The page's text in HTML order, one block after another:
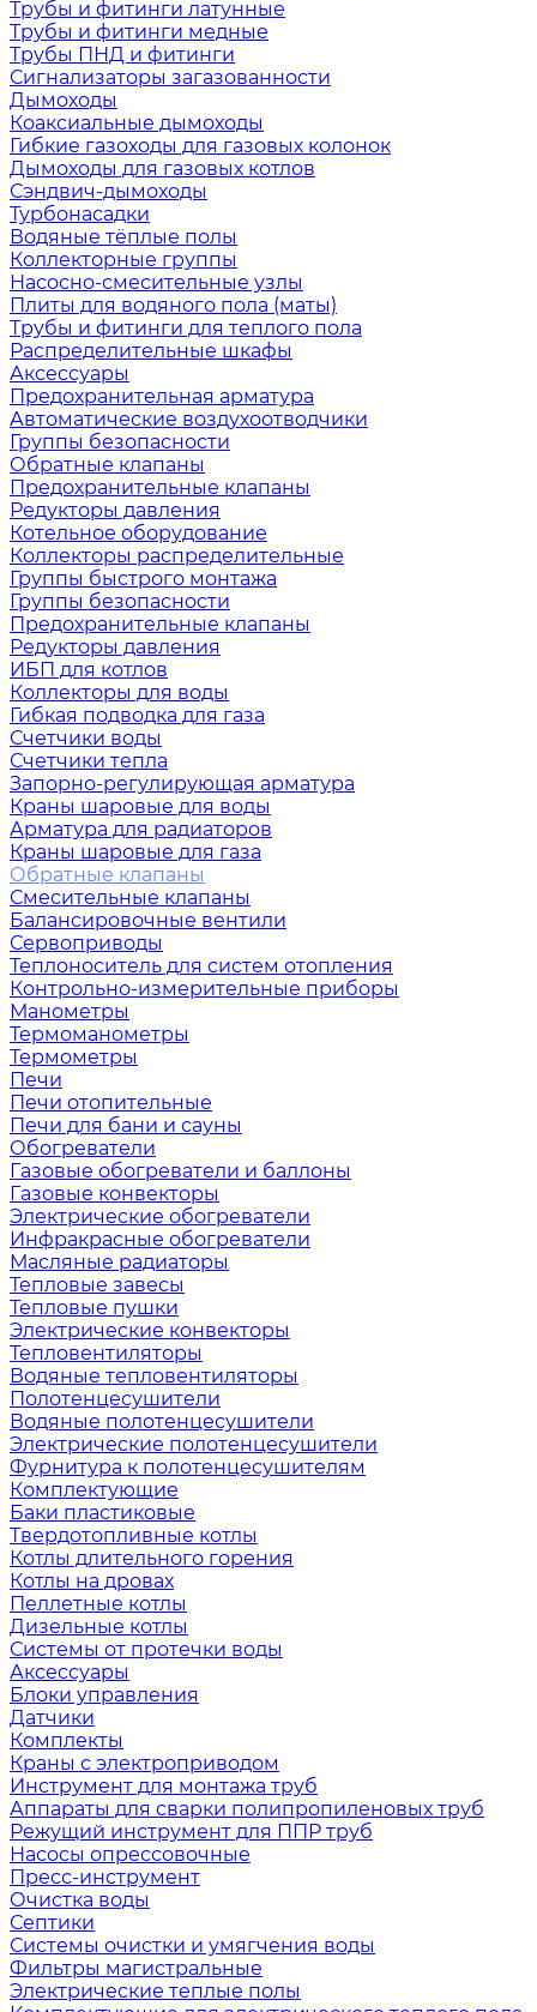
Трубы и фитинги латунные
Трубы и фитинги медные
Трубы ПНД и фитинги
Сигнализаторы загазованности
Дымоходы
Коаксиальные дымоходы
Гибкие газоходы для газовых колонок
Дымоходы для газовых котлов
Сэндвич-дымоходы
Турбонасадки
Водяные тёплые полы
Коллекторные группы
Насосно-смесительные узлы
Плиты для водяного пола (маты)
Трубы и фитинги для теплого пола
Распределительные шкафы
Аксессуары
Предохранительная арматура
Автоматические воздухоотводчики
Группы безопасности
Обратные клапаны
Предохранительные клапаны
Редукторы давления
Котельное оборудование
Коллекторы распределительные
Группы быстрого монтажа
Группы безопасности
Предохранительные клапаны
Редукторы давления
ИБП для котлов
Коллекторы для воды
Гибкая подводка для газа
Счетчики воды
Счетчики тепла
Запорно-регулирующая арматура
Краны шаровые для воды
Арматура для радиаторов
Краны шаровые для газа
Обратные клапаны
Смесительные клапаны
Балансировочные вентили
Сервоприводы
Теплоноситель для систем отопления
Контрольно-измерительные приборы
Манометры
Термоманометры
Термометры
Печи
Печи отопительные
Печи для бани и сауны
Обогреватели
Газовые обогреватели и баллоны
Газовые конвекторы
Электрические обогреватели
Инфракрасные обогреватели
Масляные радиаторы
Тепловые завесы
Тепловые пушки
Электрические конвекторы
Тепловентиляторы
Водяные тепловентиляторы
Полотенцесушители
Водяные полотенцесушители
Электрические полотенцесушители
Фурнитура к полотенцесушителям
Комплектующие
Баки пластиковые
Твердотопливные котлы
Котлы длительного горения
Котлы на дровах
Пеллетные котлы
Дизельные котлы
Системы от протечки воды
Аксессуары
Блоки управления
Датчики
Комплекты
Краны с электроприводом
Инструмент для монтажа труб
Аппараты для сварки полипропиленовых труб
Режущий инструмент для ППР труб
Насосы опрессовочные
Пресс-инструмент
Очистка воды
Септики
Системы очистки и умягчения воды
Фильтры магистральные
Электрические теплые полы